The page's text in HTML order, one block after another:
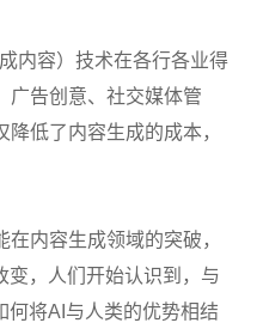
成内容）技术在各行各业得
广告创意、社交媒体管
低了内容生成的成本，
在内容生成领域的突破，
变，人们开始认识到，与
何将AI与人类的优势相结